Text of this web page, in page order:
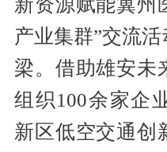
新资源赋能冀州
产业集群”交流
梁。借助雄安未
组织100余家企
新区低空交通创